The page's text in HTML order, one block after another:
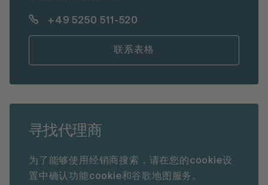
+49 5250 511-520
联系表格
寻找代理商
为了能够使用经销商搜索，请在您的cookie设
置中确认功能cookie和谷歌地图服务。